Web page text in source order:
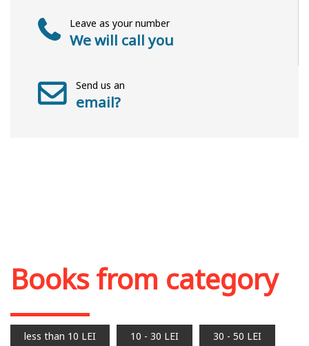
Leave as your number
We will call you
Send us an
email?
Books from category
less than 10 LEI 10 - 30 LEI 30 - 50 LEI